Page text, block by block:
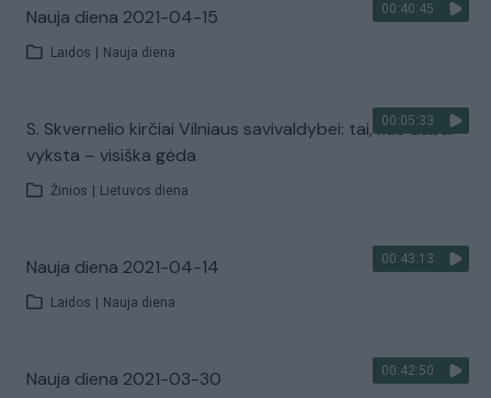
00:40:45
Nauja diena 2021-04-15
Laidos Nauja diena
00:05:33
S. Skvernelio kirčiai Vilniaus savivaldybei: tai, kas dabar
vyksta – visiška gėda
Žinios Lietuvos diena
00:43:13
Nauja diena 2021-04-14
Laidos Nauja diena
00:42:50
Nauja diena 2021-03-30